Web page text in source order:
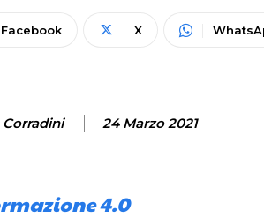
Facebook X
24 Marzo 2021
4.0